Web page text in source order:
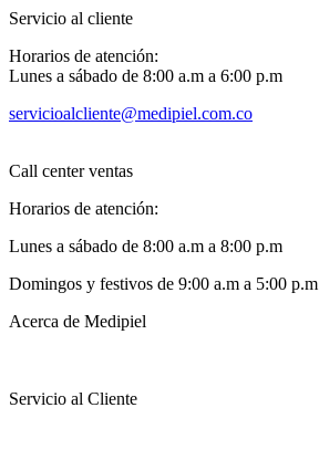
Servicio al cliente
Horarios de atención:
Lunes a sábado de 8:00 a.m a 6:00 p.m
servicioalcliente@medipiel.com.co
Call center ventas
Horarios de atención:
Lunes a sábado de 8:00 a.m a 8:00 p.m
Domingos y festivos de 9:00 a.m a 5:00 p.m
Acerca de Medipiel
Servicio al Cliente